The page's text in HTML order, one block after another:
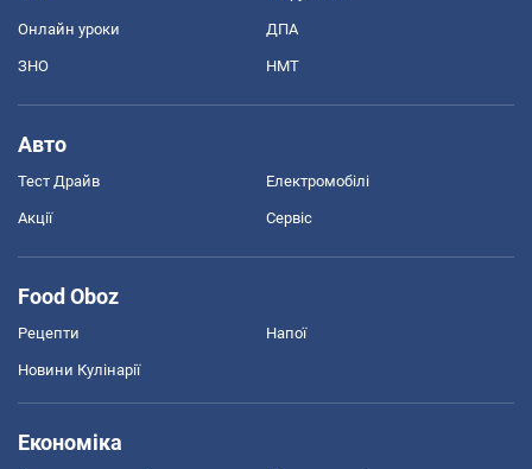
Онлайн уроки ДПА
ЗНО НМТ
Авто
Тест Драйв Електромобілі
Акції Сервіс
Food Oboz
Рецепти Напої
Новини Кулінарії
Економіка